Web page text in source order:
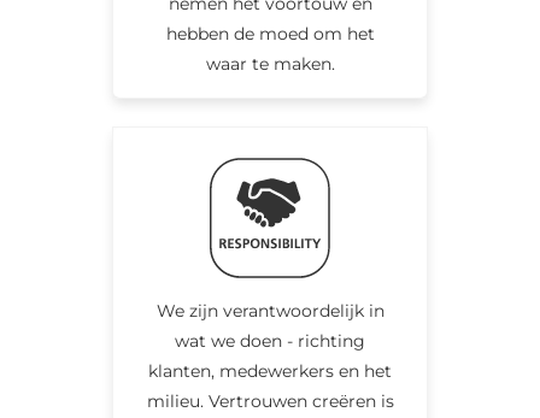
hebben de moed om het
waar te maken.
We zijn verantwoordelijk in
wat we doen - richting
klanten, medewerkers en het
milieu. Vertrouwen creëren is